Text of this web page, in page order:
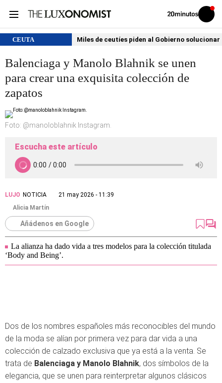
Volver
Iniciar
sesión
CEUTA Miles de ceutíes piden al Gobierno
Balenciaga y Manolo Blahnik se unen
para crear una exquisita colección de
zapatos
Foto: @manoloblahnik Instagram.
Escucha este artículo
LUJO NOTICIA
21 may 2026 - 11:39
Alicia Martín
Añádenos en Google
La alianza ha dado vida a tres modelos para la colección titulada
‘Body and Being’.
Dos de los nombres españoles más reconocibles del mundo
de la moda se alían por primera vez para dar vida a una
colección de calzado exclusiva que ya está a la venta. Se
trata de Balenciaga y Manolo Blahnik, dos símbolos de la
elegancia, que se unen para reinterpretar algunos clásicos